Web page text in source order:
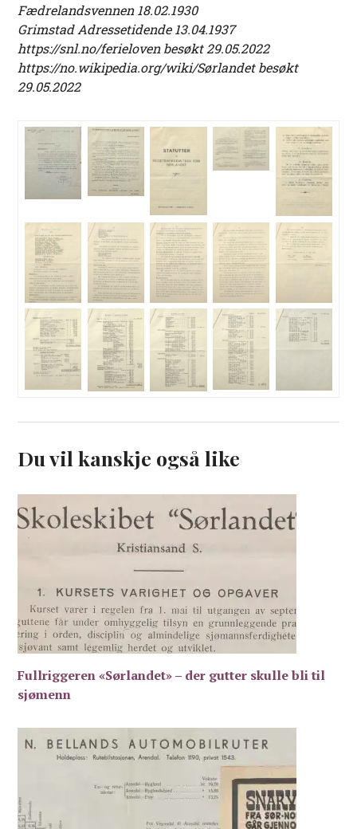
Fædrelandsvennen 18.02.1930
Grimstad Adressetidende 13.04.1937
https://snl.no/ferieloven besøkt 29.05.2022
https://no.wikipedia.org/wiki/Sørlandet besøkt
29.05.2022
Du vil kanskje også like
Fullriggeren «Sørlandet» – der gutter skulle bli til
sjømenn